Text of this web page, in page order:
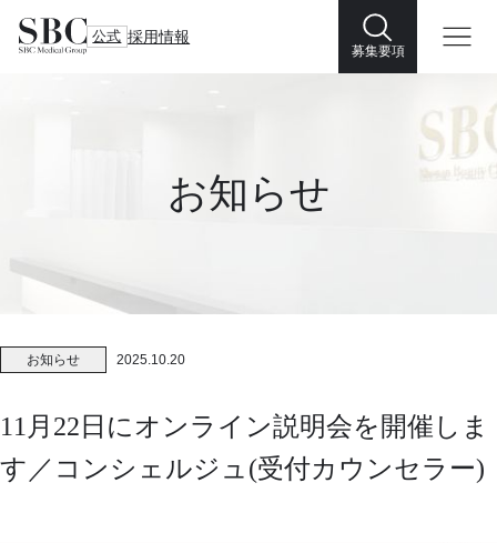
公式 採用情報
募集要項
お知らせ
お知らせ 2025.10.20
11月22日にオンライン説明会を開催しま
す／コンシェルジュ(受付カウンセラー)